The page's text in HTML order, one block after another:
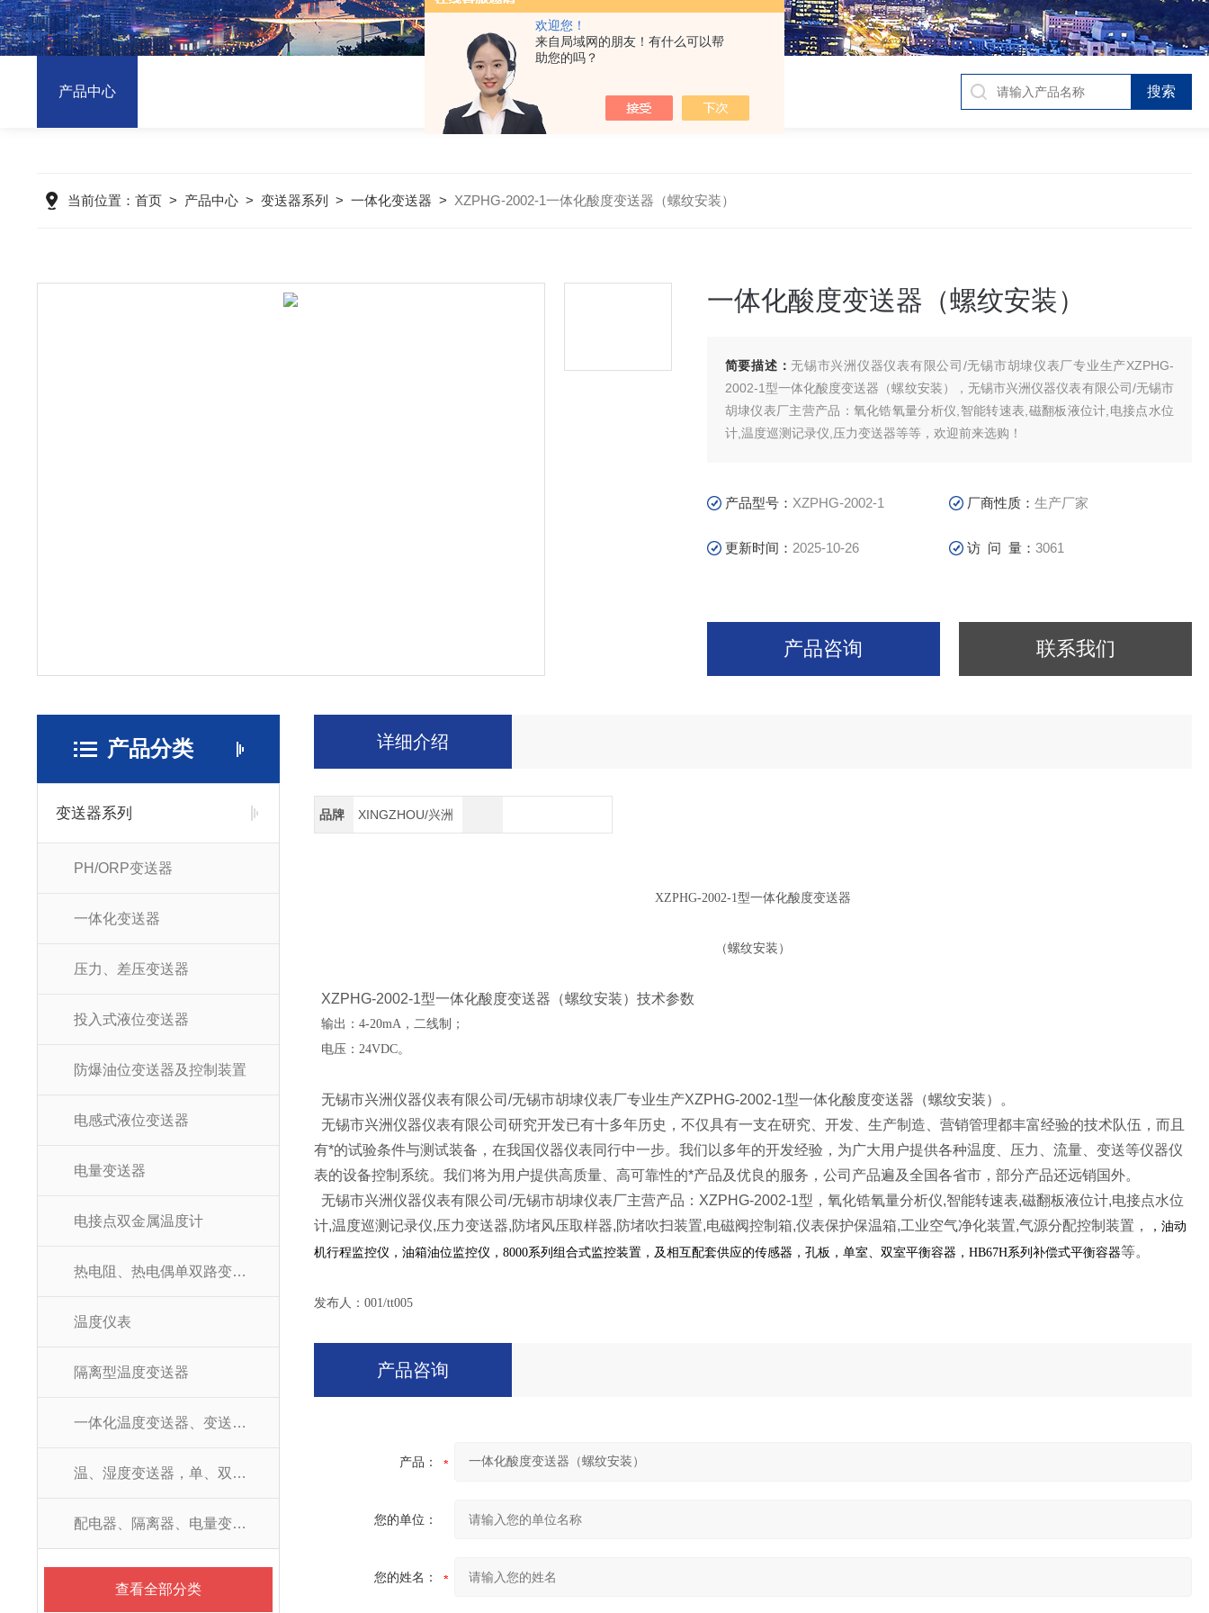
欢迎您！
来自局域网的朋友！有什么可以帮
助您的吗？
产品中心
当前位置： 首页> 产品中心> 变送器系列 > 一体化变送器 > XZPHG-2002-1一体化酸度变送器（螺纹安装）
一体化酸度变送器（螺纹安装）
简要描述：无锡市兴洲仪器仪表有限公司/无锡市胡埭仪表厂专业生产XZPHG-
2002-1型一体化酸度变送器（螺纹安装），无锡市兴洲仪器仪表有限公司/无锡市
胡埭仪表厂主营产品：氧化锆氧量分析仪,智能转速表,磁翻板液位计,电接点水位
计,温度巡测记录仪,压力变送器等等，欢迎前来选购！
产品型号： XZPHG-2002-1 厂商性质：生产厂家
更新时间： 2025-10-26 访 问 量：3061
产品咨询 联系我们
产品分类
变送器系列
PH/ORP变送器
一体化变送器
压力、差压变送器
投入式液位变送器
防爆油位变送器及控制装置
电感式液位变送器
电量变送器
电接点双金属温度计
热电阻、热电偶单双路变送器
温度仪表
隔离型温度变送器
一体化温度变送器、变送器模块
温、湿度变送器，单、双路数显控制仪
配电器、隔离器、电量变送器
查看全部分类
详细介绍
品牌 XINGZHOU/兴洲
XZPHG-2002-1型一体化酸度变送器
（螺纹安装）
XZPHG-2002-1型一体化酸度变送器（螺纹安装）技术参数
输出：4-20mA ，二线制；
电压：24VDC。
无锡市兴洲仪器仪表有限公司/无锡市胡埭仪表厂专业生产XZPHG-2002-1型一体化酸度变送器（螺纹安装）。
无锡市兴洲仪器仪表有限公司研究开发已有十多年历史，不仅具有一支在研究、开发、生产制造、营销管理都丰富经验的技术队伍，而且
有*的试验条件与测试装备，在我国仪器仪表同行中一步。我们以多年的开发经验，为广大用户提供各种温度、压力、流量、变送等仪器仪
表的设备控制系统。我们将为用户提供高质量、高可靠性的*产品及优良的服务，公司产品遍及全国各省市，部分产品还远销国外。
无锡市兴洲仪器仪表有限公司/无锡市胡埭仪表厂主营产品：XZPHG-2002-1型，氧化锆氧量分析仪,智能转速表,磁翻板液位计,电接点水位
计,温度巡测记录仪,压力变送器,防堵风压取样器,防堵吹扫装置,电磁阀控制箱,仪表保护保温箱,工业空气净化装置,气源分配控制装置，
，油动
机行程监控仪，油箱油位监控仪，8000系列组合式监控装置，及相互配套供应的传感器，孔板，单室、双室平衡容器，HB67H系列补偿式平衡容器等。
发布人：001/tt005
产品咨询
产品：
您的单位：
您的姓名：